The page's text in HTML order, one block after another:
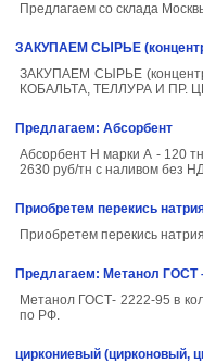
Предлагаем со склада
ЗАКУПАЕМ СЫРЬЕ
ЗАКУПАЕМ СЫРЬЕ
КОБАЛЬТА, ТЕЛЛУРА И ПР.
Предлагаем: Абсорбент
Абсорбент Н марки А - 120
2630 руб/тн с наливом без
Приобретем перекись
Приобретем перекись
Предлагаем: Метанол ГОСТ
Метанол ГОСТ- 2222-95 в
по РФ.
циркониевый (цирконовый,